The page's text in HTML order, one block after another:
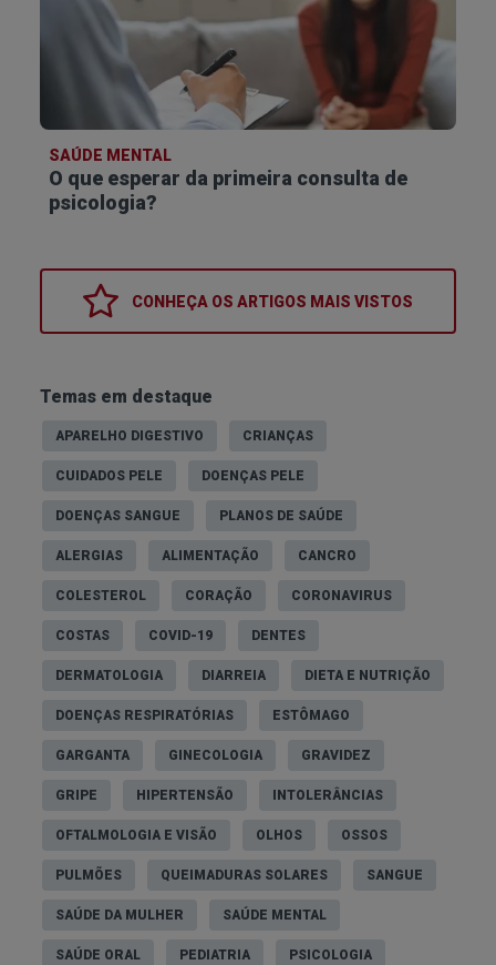
SAÚDE MENTAL
O que esperar da primeira consulta de
psicologia?
CONHEÇA OS ARTIGOS MAIS VISTOS
Temas em destaque
APARELHO DIGESTIVO CRIANÇAS
CUIDADOS PELE DOENÇAS PELE
DOENÇAS SANGUE PLANOS DE SAÚDE
ALERGIAS ALIMENTAÇÃO CANCRO
COLESTEROL CORAÇÃO CORONAVIRUS
COSTAS COVID-19 DENTES
DERMATOLOGIA DIARREIA DIETA E NUTRIÇÃO
DOENÇAS RESPIRATÓRIAS ESTÔMAGO
GARGANTA GINECOLOGIA GRAVIDEZ
GRIPE HIPERTENSÃO INTOLERÂNCIAS
OFTALMOLOGIA E VISÃO OLHOS OSSOS
PULMÕES QUEIMADURAS SOLARES SANGUE
SAÚDE DA MULHER SAÚDE MENTAL
SAÚDE ORAL PEDIATRIA PSICOLOGIA